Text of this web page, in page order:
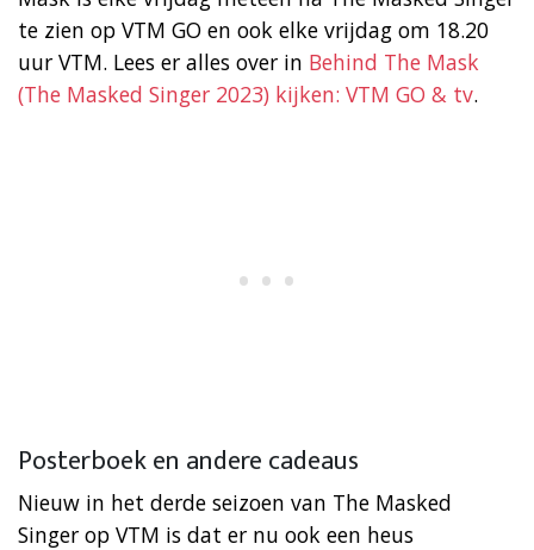
te zien op VTM GO en ook elke vrijdag om 18.20
uur VTM. Lees er alles over in Behind The Mask
(The Masked Singer 2023) kijken: VTM GO & tv.
Posterboek en andere cadeaus
Nieuw in het derde seizoen van The Masked
Singer op VTM is dat er nu ook een heus